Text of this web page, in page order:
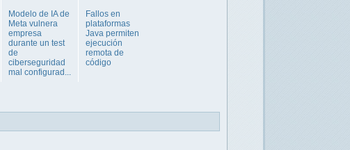
Modelo de IA de
Meta vulnera
empresa
durante un test
de
ciberseguridad
mal configurad...
Fallos en
plataformas
Java permiten
ejecución
remota de
código